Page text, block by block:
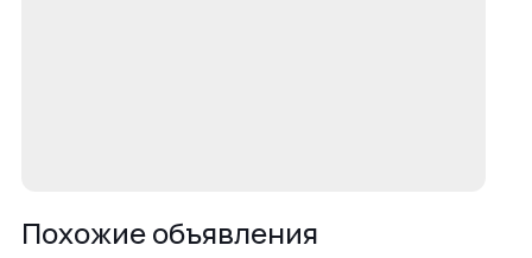
Похожие объявления